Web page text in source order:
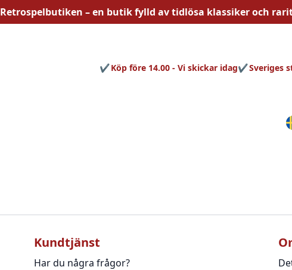
Retrospelbutiken – en butik fylld avtidlösa klassiker och
Köp före 14.00 - Vi skickar idag Sveriges
Kundtjänst
Har du några frågor?